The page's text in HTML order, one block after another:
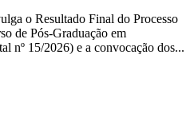
o Resultado Final do Processo
de Pós-Graduação em
nº 15/2026) e a convocação dos...